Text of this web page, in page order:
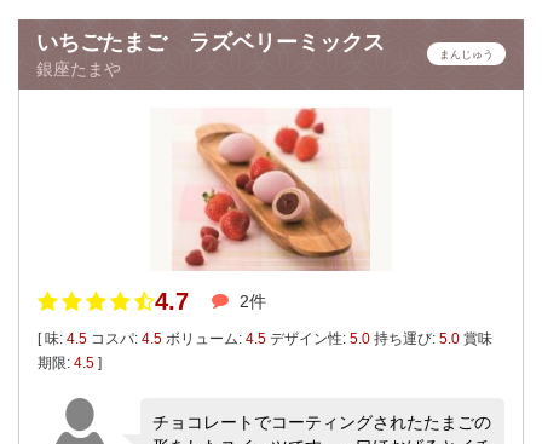
いちごたまご ラズベリーミックス
銀座たまや
まんじゅう
4.7 2件
[ 味: 4.5 コスパ: 4.5 ボリューム: 4.5 デザイン性: 5.0 持ち運び: 5.0 賞味
期限: 4.5 ]
チョコレートでコーティングされたたまごの